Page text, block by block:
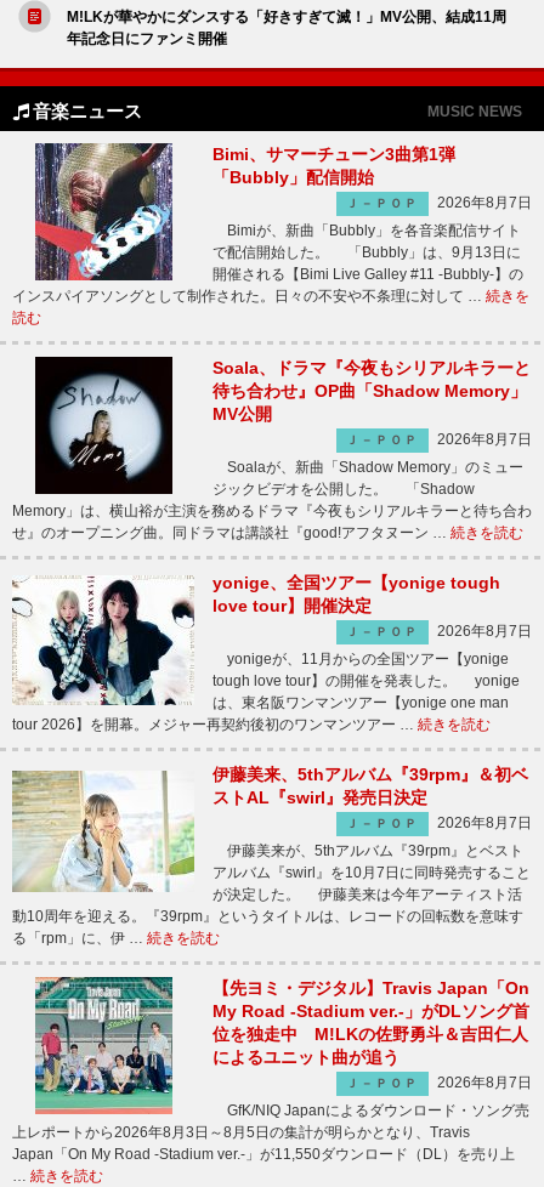
M!LKが華やかにダンスする「好きすぎて滅！」MV公開、結成11周
年記念日にファンミ開催
音楽ニュース MUSIC NEWS
Bimi、サマーチューン3曲第1弾
「Bubbly」配信開始
Ｊ－ＰＯＰ
2026年8月7日
Bimiが、新曲「Bubbly」を各音楽配信サイト
で配信開始した。 「Bubbly」は、9月13日に
開催される【Bimi Live Galley #11 -Bubbly-】の
インスパイアソングとして制作された。日々の不安や不条理に対して … 続きを
読む
Soala、ドラマ『今夜もシリアルキラーと
待ち合わせ』OP曲「Shadow Memory」
MV公開
Ｊ－ＰＯＰ
2026年8月7日
Soalaが、新曲「Shadow Memory」のミュー
ジックビデオを公開した。 「Shadow
Memory」は、横山裕が主演を務めるドラマ『今夜もシリアルキラーと待ち合わ
せ』のオープニング曲。同ドラマは講談社『good!アフタヌーン … 続きを読む
yonige、全国ツアー【yonige tough
love tour】開催決定
Ｊ－ＰＯＰ
2026年8月7日
yonigeが、11月からの全国ツアー【yonige
tough love tour】の開催を発表した。 yonige
は、東名阪ワンマンツアー【yonige one man
tour 2026】を開幕。メジャー再契約後初のワンマンツアー … 続きを読む
伊藤美来、5thアルバム『39rpm』＆初ベ
ストAL『swirl』発売日決定
Ｊ－ＰＯＰ
2026年8月7日
伊藤美来が、5thアルバム『39rpm』とベスト
アルバム『swirl』を10月7日に同時発売すること
が決定した。 伊藤美来は今年アーティスト活
動10周年を迎える。『39rpm』というタイトルは、レコードの回転数を意味す
る「rpm」に、伊 … 続きを読む
【先ヨミ・デジタル】Travis Japan「On
My Road -Stadium ver.-」がDLソング首
位を独走中 M!LKの佐野勇斗＆吉田仁人
によるユニット曲が追う
Ｊ－ＰＯＰ
2026年8月7日
GfK/NIQ Japanによるダウンロード・ソング売
上レポートから2026年8月3日～8月5日の集計が明らかとなり、Travis
Japan「On My Road -Stadium ver.-」が11,550ダウンロード（DL）を売り上
… 続きを読む